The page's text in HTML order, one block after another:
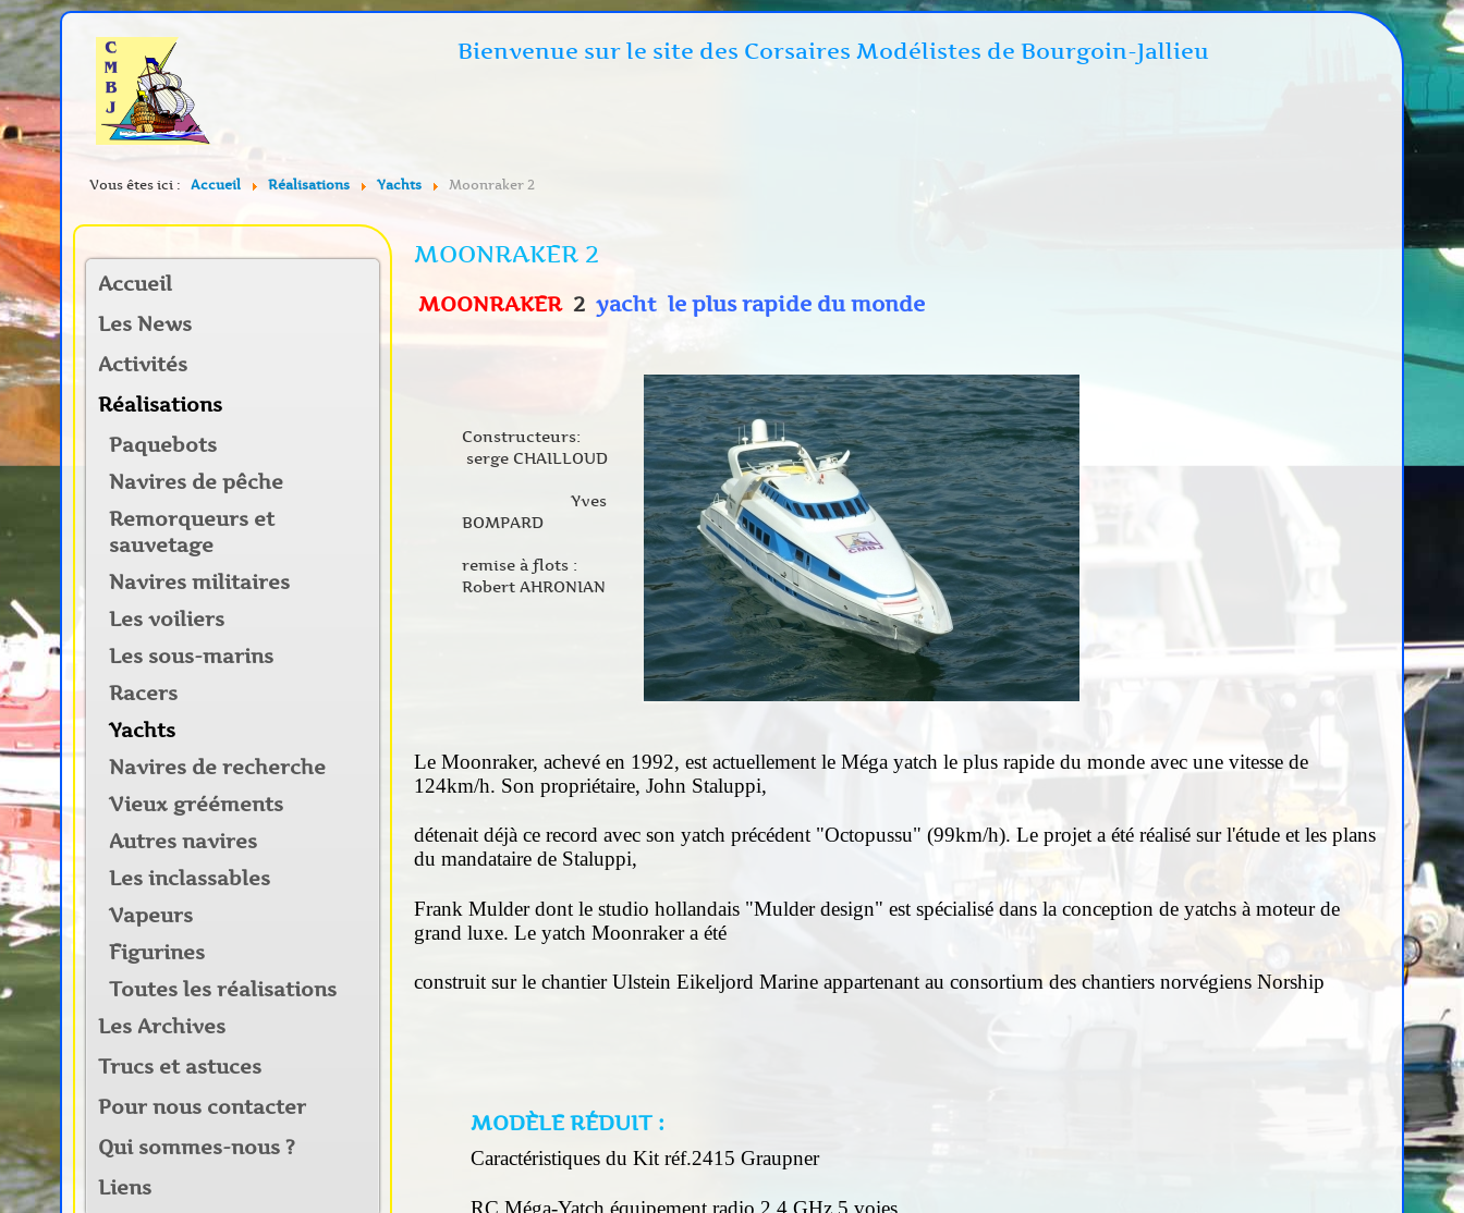
Bienvenue sur le site des Corsaires Modélistes de Bourgoin-Jallieu
Vous êtes ici : Accueil Réalisations Yachts Moonraker 2
Accueil
Les News
Activités
Réalisations
Paquebots
Navires de pêche
Remorqueurs et
sauvetage
Navires militaires
Les voiliers
Les sous-marins
Racers
Yachts
Navires de recherche
Vieux grééments
Autres navires
Les inclassables
Vapeurs
Figurines
Toutes les réalisations
Les Archives
Trucs et astuces
Pour nous contacter
Qui sommes-nous ?
Liens
MOONRAKER 2
MOONRAKER2 yacht le plus rapide du monde
Constructeurs:
serge CHAILLOUD
Yves
BOMPARD
remise à flots :
Robert AHRONIAN
Le Moonraker, achevé en 1992, est actuellement le Méga yatch le plus rapide du monde avec une vitesse de
124km/h. Son propriétaire, John Staluppi,
détenait déjà ce record avec son yatch précédent "Octopussu" (99km/h). Le projet a été réalisé sur l'étude et les plans
du mandataire de Staluppi,
Frank Mulder dont le studio hollandais "Mulder design" est spécialisé dans la conception de yatchs à moteur de
grand luxe. Le yatch Moonraker a été
construit sur le chantier Ulstein Eikeljord Marine appartenant au consortium des chantiers norvégiens Norship
MODÈLE RÉDUIT :
Caractéristiques du Kit réf.2415 Graupner
RC.Méga-Yatchéquipement radio 2,4 GHz 5 voies